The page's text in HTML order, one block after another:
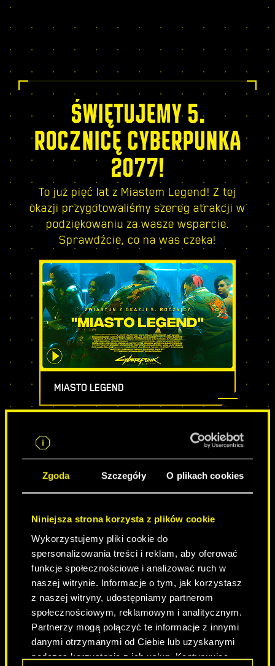
Zgoda Szczegóły O plikach cookies
Niniejsza strona korzysta z plików cookie
Wykorzystujemy pliki cookie do
spersonalizowania treści i reklam, aby oferować
funkcje społecznościowe i analizować ruch w
naszej witrynie. Informacje o tym, jak korzystasz
z naszej witryny, udostępniamy partnerom
społecznościowym, reklamowym i analitycznym.
Partnerzy mogą połączyć te informacje z innymi
danymi otrzymanymi od Ciebie lub uzyskanymi
podczas korzystania z ich usług. Kontynuując
fabułę i ciesz się szeregiem nowych zadań,
tylko!
ŚWIĘTUJEMY 5.
ROCZNICĘ CYBERPUNKA
2077!
To już pięć lat z Miastem Legend! Z tej
okazji przygotowaliśmy szereg atrakcji w
podziękowaniu za wasze wsparcie.
Sprawdźcie, co na was czeka!
MIASTO LEGEND
NEVER FADE AWAY